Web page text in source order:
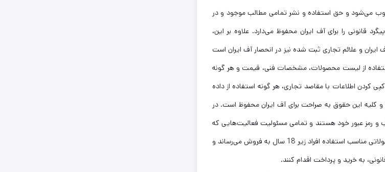
می‌شود و حق استفاده و نشر تمامی مطالب موجود و در
را برای آف ایران محفوظ می‌دارد. علاوه بر این،
و علائم تجاری ثبت شده نیز در انحصار آف ایران است
و استفاده از لیست محصولات، مشخصات فنی، قیمت و هر گونه
کردن اطلاعات با مقاصد تجاری، هر گونه استفاده از داده
و کلیه این حقوق به صراحت برای آف ایران محفوظ است. در
و رمز عبور خود هستند و تمامی مسئولیت فعالیت‌هایی که
تحت حساب کاربری و یا رمز ورود انجام می‌پذیرد به عهده کاربران است. آف ایران محصولاتی مناسب استفاده افراد زیر 18 سال به فروش می‌رساند و
به خرید و پرداخت اقدام کنند.